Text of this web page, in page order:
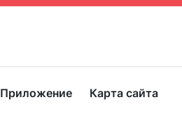
Приложение Карта сайта